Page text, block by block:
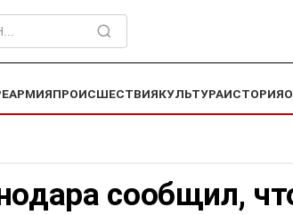
АРМИЯПРОИСШЕСТВИЯКУЛЬТУРАИСТОРИЯ
сообщил,